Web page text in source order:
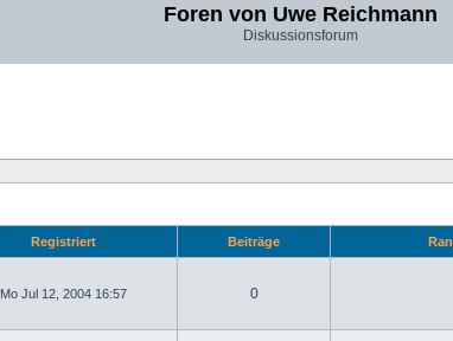
Foren von Uwe Reichmann
Diskussionsforum
Registriert Beiträge
Mo Jul 12, 2004 16:57 0